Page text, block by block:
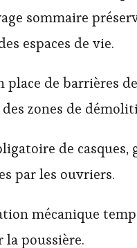
sommaire
espaces de vie.
place de barrières
zones de
de casques,
par les ouvriers.
mécanique
la poussière.